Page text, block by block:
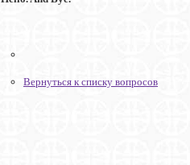
Вернуться к списку вопросов